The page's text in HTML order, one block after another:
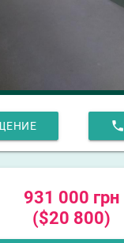
phone
931 000 грн
($20 800)